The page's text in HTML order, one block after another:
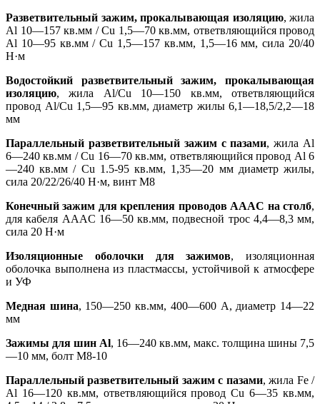
Разветвительный зажим, прокалывающая изоляцию, жила
Al 10—157 кв.мм / Cu 1,5—70 кв.мм, ответвляющийся провод
Al 10—95 кв.мм / Cu 1,5—157 кв.мм, 1,5—16 мм, сила 20/40
Н·м
Водостойкий разветвительный зажим, прокалывающая
изоляцию, жила Al/Cu 10—150 кв.мм, ответвляющийся
провод Al/Cu 1,5—95 кв.мм, диаметр жилы 6,1—18,5/2,2—18
мм
Параллельный разветвительный зажим с пазами, жила Al
6—240 кв.мм / Cu 16—70 кв.мм, ответвляющийся провод Al 6
—240 кв.мм / Cu 1.5-95 кв.мм, 1,35—20 мм диаметр жилы,
сила 20/22/26/40 Н·м, винт M8
Конечный зажим для крепления проводов AAAC на столб,
для кабеля AAAC 16—50 кв.мм, подвесной трос 4,4—8,3 мм,
сила 20 Н·м
Изоляционные оболочки для зажимов, изоляционная
оболочка выполнена из пластмассы, устойчивой к атмосфере
и УФ
Медная шина, 150—250 кв.мм, 400—600 A, диаметр 14—22
мм
Зажимы для шин Al, 16—240 кв.мм, макс. толщина шины 7,5
—10 мм, болт M8-10
Параллельный разветвительный зажим с пазами, жила Fe /
Al 16—120 кв.мм, ответвляющийся провод Cu 6—35 кв.мм,